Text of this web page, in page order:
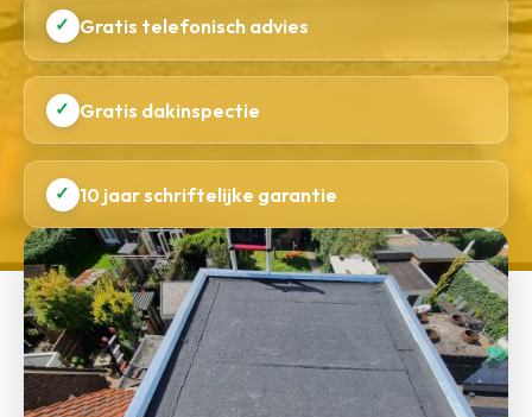
✓ Gratis telefonisch advies
✓ Gratis dakinspectie
✓ 10 jaar schriftelijke garantie